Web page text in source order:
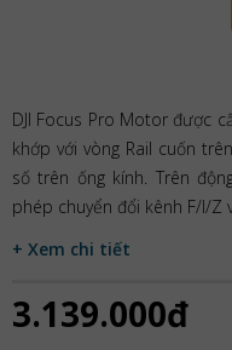
DJI Focus Pro Motor được
khớp với vòng Rail cuốn
số trên ống kính. Trên
phép chuyển đổi kênh F/I/Z
+ Xem chi tiết
3.139.000đ